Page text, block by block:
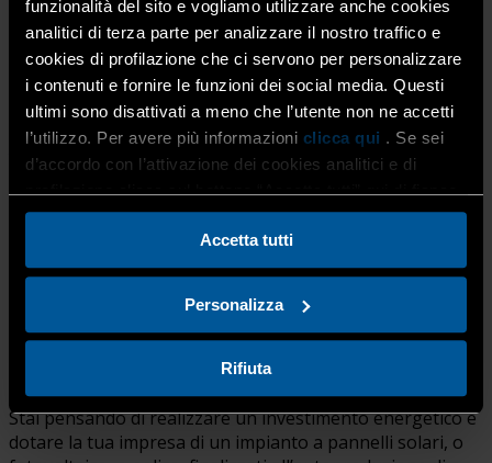
funzionalità del sito e vogliamo utilizzare anche cookies
analitici di terza parte per analizzare il nostro traffico e
cookies di profilazione che ci servono per personalizzare
i contenuti e fornire le funzioni dei social media. Questi
ultimi sono disattivati a meno che l’utente non ne accetti
l’utilizzo. Per avere più informazioni clicca qui . Se sei
d’accordo con l’attivazione dei cookies analitici e di
profilazione clicca sul bottone “Accetta tutti” qui di fianco.
Accetta tutti
Personalizza
Rifiuta
Vuoi investire in pannelli solari o
fotovoltaico? Con ELBA per te un
contributo fino a 4.000 euro (AEA)
19 Maggio 2026Acconciatori,Alimentari,Benessere,
Immagine, arte e comunicazione
Impiantistica,Innovazione e Competitività,Produzione e
Trasporto
Stai pensando di realizzare un investimento energetico e
dotare la tua impresa di un impianto a pannelli solari, o